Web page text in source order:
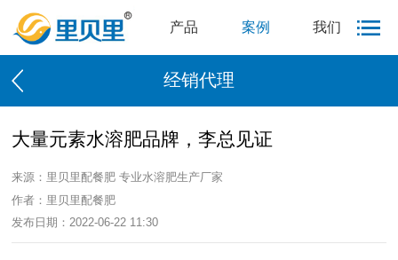
产品 案例 我们
经销代理
大量元素水溶肥品牌，李总见证
来源：里贝里配餐肥 专业水溶肥生产厂家
作者：里贝里配餐肥
发布日期：2022-06-22 11:30